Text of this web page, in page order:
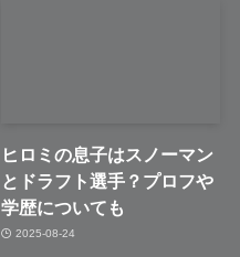
ヒロミの息子はスノーマン
とドラフト選手？プロフや
学歴についても
2025-08-24